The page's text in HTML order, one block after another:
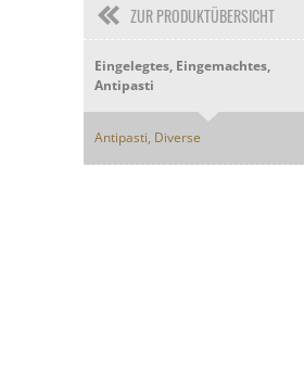
ZUR PRODUKTÜBERSICHT
Eingelegtes, Eingemachtes,
Antipasti
Antipasti, Diverse